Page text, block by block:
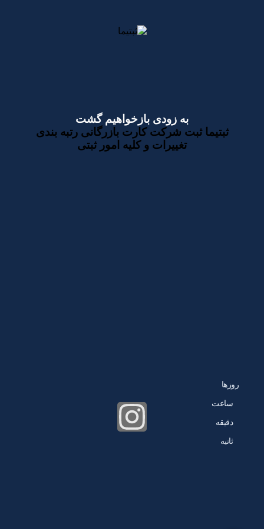
به زودی بازخواهیم گشت
ثبتیماثبت شرکتکارت بازرگانیرتبه بندی
تغییرات و کلیه امور ثبتی
روزها
ساعت‌
دقیقه
ثانیه